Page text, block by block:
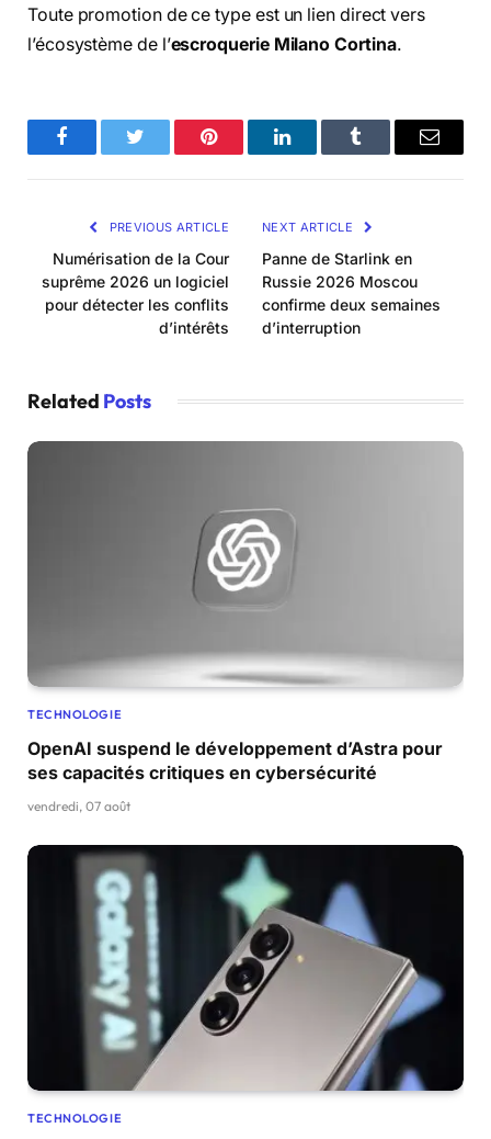
Toute promotion de ce type est un lien direct vers
l’écosystème de l’escroquerie Milano Cortina.
FacebookTwitter Pinterest LinkedInTumblr Email
PREVIOUS ARTICLE
Numérisation de la Cour
suprême 2026 un logiciel
pour détecter les conflits
d’intérêts
NEXT ARTICLE
Panne de Starlink en
Russie 2026 Moscou
confirme deux semaines
d’interruption
Related Posts
TECHNOLOGIE
OpenAI suspend le développement d’Astra pour
ses capacités critiques en cybersécurité
vendredi, 07 août
TECHNOLOGIE